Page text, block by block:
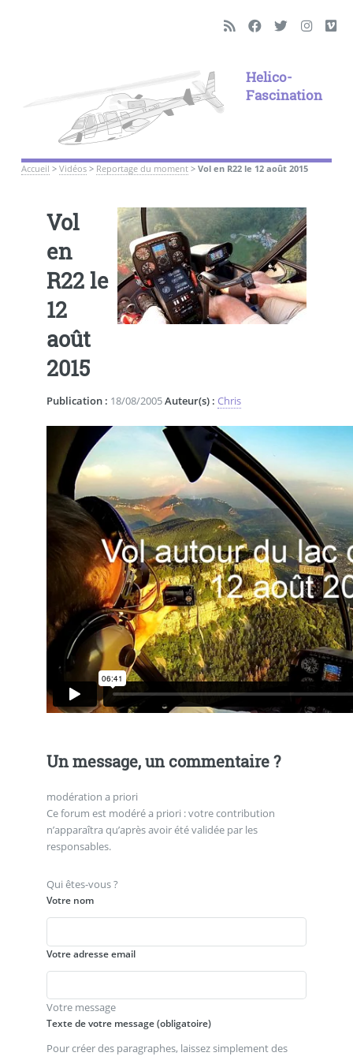
Helico-
Fascination
Accueil > Vidéos> Reportage du moment> Vol en R22 le 12 août 2015
Vol
en
R22 le
12
août
2015
Publication : 18/08/2005Auteur(s) : Chris
Un message, un commentaire ?
modération a priori
Ce forum est modéré a priori : votre contribution
n’apparaîtra qu’après avoir été validée par les
responsables.
Qui êtes-vous ?
Votre nom
Votre adresse email
Votre message
Texte de votre message (obligatoire)
Pour créer des paragraphes, laissez simplement des